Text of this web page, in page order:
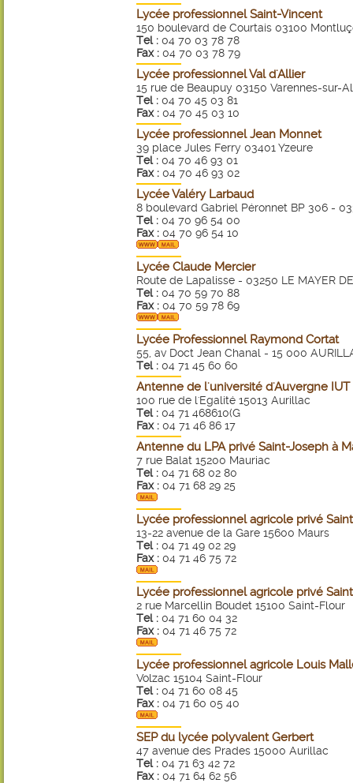
Lycée professionnel Saint-Vincent
150 boulevard de Courtais 03100
Tel : 04 70 03 78 78
Fax : 04 70 03 78 79
Lycée professionnel Val d'Allier
15 rue de Beaupuy 03150 Varennes-sur-
Tel : 04 70 45 03 81
Fax : 04 70 45 03 10
Lycée professionnel Jean Monnet
39 place Jules Ferry 03401 Yzeure
Tel : 04 70 46 93 01
Fax : 04 70 46 93 02
Lycée Valéry Larbaud
8 boulevard Gabriel Péronnet BP 306 -
Tel : 04 70 96 54 00
Fax : 04 70 96 54 10
Lycée Claude Mercier
Route de Lapalisse - 03250 LE MAYER
Tel : 04 70 59 70 88
Fax : 04 70 59 78 69
Lycée Professionnel Raymond Cortat
55, av Doct Jean Chanal - 15 000
Tel : 04 71 45 60 60
Antenne de l'université d'Auvergne
100 rue de l'Egalité 15013 Aurillac
Tel : 04 71 468610(G
Fax : 04 71 46 86 17
Antenne du LPA privé Saint-Joseph à
7 rue Balat 15200 Mauriac
Tel : 04 71 68 02 80
Fax : 04 71 68 29 25
Lycée professionnel agricole privé
13-22 avenue de la Gare 15600 Maurs
Tel : 04 71 49 02 29
Fax : 04 71 46 75 72
Lycée professionnel agricole privé
2 rue Marcellin Boudet 15100 Saint-Flour
Tel : 04 71 60 04 32
Fax : 04 71 46 75 72
Lycée professionnel agricole Louis
Volzac 15104 Saint-Flour
Tel : 04 71 60 08 45
Fax : 04 71 60 05 40
SEP du lycée polyvalent Gerbert
47 avenue des Prades 15000 Aurillac
Tel : 04 71 63 42 72
Fax : 04 71 64 62 56